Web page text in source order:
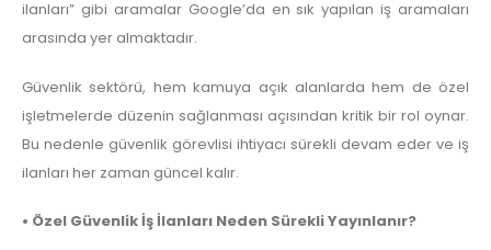
ilanları” gibi aramalar Google’da en sık yapılan iş aramaları
arasında yer almaktadır.
Güvenlik sektörü, hem kamuya açık alanlarda hem de özel
işletmelerde düzenin sağlanması açısından kritik bir rol oynar.
Bu nedenle güvenlik görevlisi ihtiyacı sürekli devam eder ve iş
ilanları her zaman güncel kalır.
• Özel Güvenlik İş İlanları Neden Sürekli Yayınlanır?